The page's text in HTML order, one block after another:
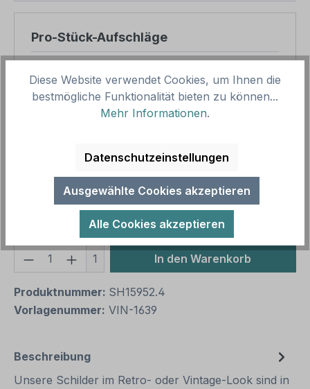
Pro-Stück-Aufschläge
Zwischensumme
87,47 €
Gesamtpreis
Preise inkl. MwSt. zzgl. Versandkosten
Aufgrund von Neuberechnungen im Warenkorb sind
abweichende Endpreise möglich.
Produkt Anzahl: Gib den gewünschten
1 In den Warenkorb
Produktnummer: SH15952.4
Vorlagenummer: VIN-1639
Beschreibung
Unsere Schilder im Retro- oder Vintage-Look sind in
Diese Website verwendet Cookies, um Ihnen die
bestmögliche Funktionalität bieten zu können...
Mehr Informationen.
Datenschutzeinstellungen
Ausgewählte Cookies akzeptieren
Alle Cookies akzeptieren